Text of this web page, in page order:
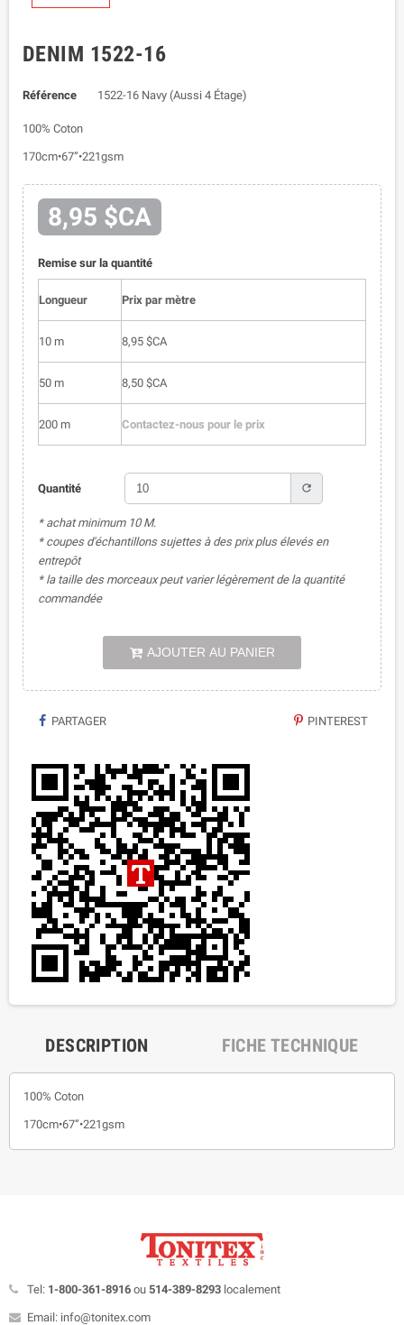
DENIM 1522-16
Référence 1522-16 Navy (Aussi 4 Étage)
100% Coton
170cm•67”•221gsm
8,95 $CA
Remise sur la quantité
Longueur Prix par mètre
10 m 8,95 $CA
50 m 8,50 $CA
200 m Contactez-nous pour le prix
Quantité refresh
* achat minimum 10 M.
* coupes d'échantillons sujettes à des prix plus élevés en
entrepôt
* la taille des morceaux peut varier légèrement de la quantité
commandée
AJOUTER AU PANIER
PARTAGER PINTEREST
DESCRIPTION FICHE TECHNIQUE
100% Coton
170cm•67”•221gsm
Tel: 1-800-361-8916 ou 514-389-8293 localement
Email: info@tonitex.com